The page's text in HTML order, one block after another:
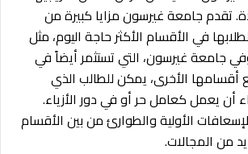
تقدم جامعة غيرسون مزايا كبيرة من
في الأقسام الأكثر حاجة اليوم، مثل
جامعة غيرسون، التي تستثمر أيضاً في
الأخرى، يمكن للطالب الذي
أن يعمل كعامل حر أو في دور الأزياء.
الأولية والطوارئ من بين الأقسام
من المجالات.